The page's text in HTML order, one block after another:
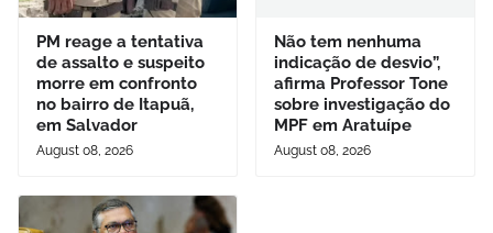
PM reage a tentativa
de assalto e suspeito
morre em confronto
no bairro de Itapuã,
em Salvador
August 08, 2026
Não tem nenhuma
indicação de desvio”,
afirma Professor Tone
sobre investigação do
MPF em Aratuípe
August 08, 2026